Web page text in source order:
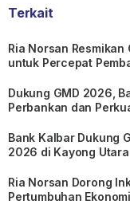
Terkait
Ria Norsan Resmikan
untuk Percepat
Dukung GMD 2026,
Perbankan dan
Bank Kalbar Dukung
2026 di Kayong Utara
Ria Norsan Dorong
Pertumbuhan